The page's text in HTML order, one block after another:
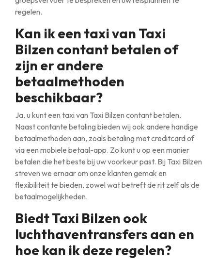
regelen.
Kan ik een taxi van Taxi
Bilzen contant betalen of
zijn er andere
betaalmethoden
beschikbaar?
Ja, u kunt een taxi van Taxi Bilzen contant betalen.
Naast contante betaling bieden wij ook andere handige
betaalmethoden aan, zoals betaling met creditcard of
via een mobiele betaal-app. Zo kunt u op een manier
betalen die het beste bij uw voorkeur past. Bij Taxi Bilzen
streven we ernaar om onze klanten gemak en
flexibiliteit te bieden, zowel wat betreft de rit zelf als de
betaalmogelijkheden.
Biedt Taxi Bilzen ook
luchthaventransfers aan en
hoe kan ik deze regelen?